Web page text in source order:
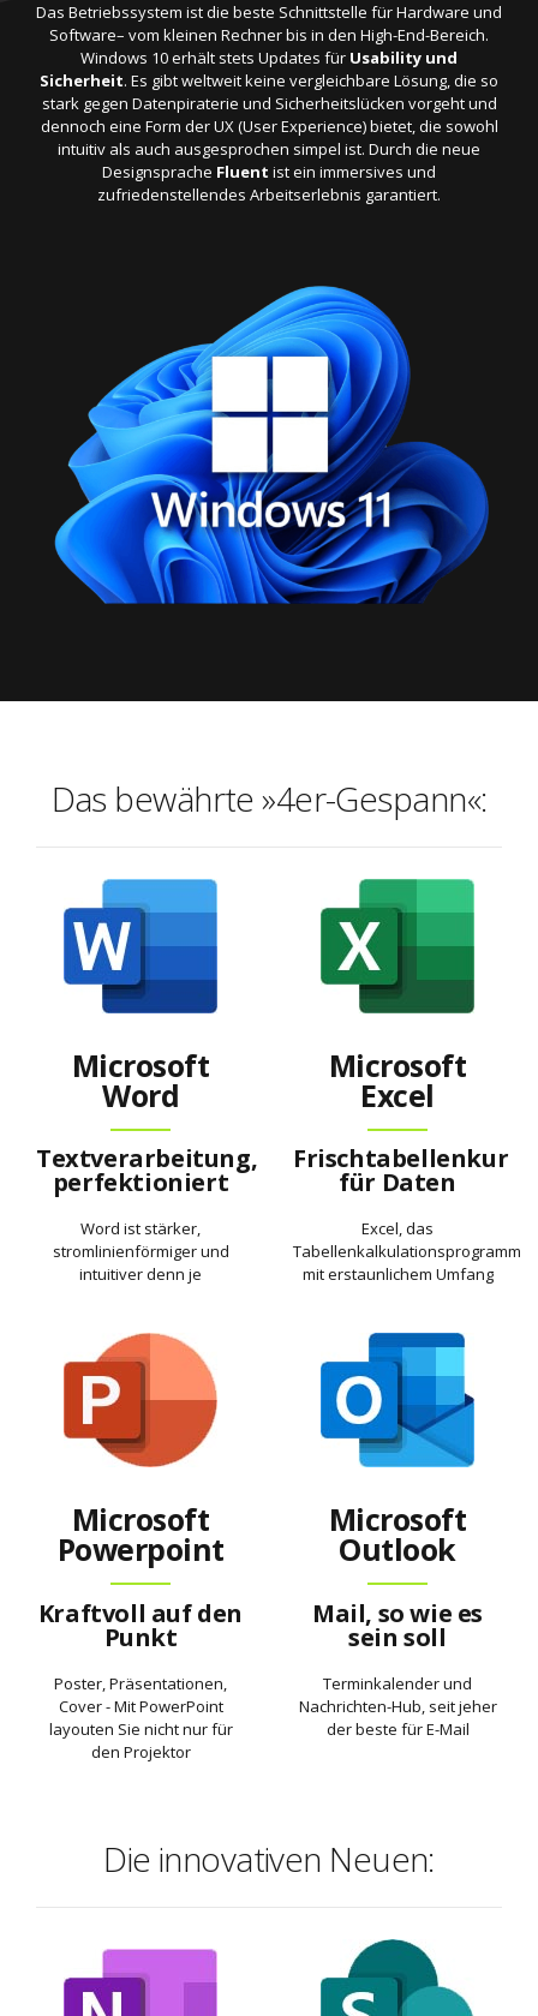
Das Betriebssystem ist die beste Schnittstelle für Hardware und
Software– vom kleinen Rechner bis in den High-End-Bereich.
Windows 10 erhält stets Updates für Usability und
Sicherheit. Es gibt weltweit keine vergleichbare Lösung, die so
stark gegen Datenpiraterie und Sicherheitslücken vorgeht und
dennoch eine Form der UX (User Experience) bietet, die sowohl
intuitiv als auch ausgesprochen simpel ist. Durch die neue
Designsprache Fluent ist ein immersives und
zufriedenstellendes Arbeitserlebnis garantiert.
Das bewährte »4er-Gespann«:
Microsoft
Word
Textverarbeitung,
perfektioniert
Word ist stärker,
stromlinienförmiger und
intuitiver denn je
Microsoft
Excel
Frischtabellenkur
für Daten
Excel, das
Tabellenkalkulationsprogramm
mit erstaunlichem Umfang
Microsoft
Powerpoint
Kraftvoll auf den
Punkt
Poster, Präsentationen,
Cover - Mit PowerPoint
layouten Sie nicht nur für
den Projektor
Microsoft
Outlook
Mail, so wie es
sein soll
Terminkalender und
Nachrichten-Hub, seit jeher
der beste für E-Mail
Die innovativen Neuen: